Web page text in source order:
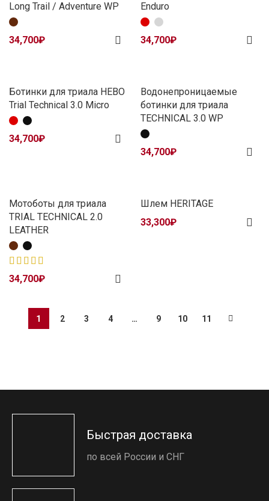
Long Trail / Adventure WP
34,700₽
Enduro
34,700₽
Ботинки для триала HEBO
Trial Technical 3.0 Micro
34,700₽
Водонепроницаемые
ботинки для триала
TECHNICAL 3.0 WP
34,700₽
Мотоботы для триала
TRIAL TECHNICAL 2.0
LEATHER
34,700₽
Шлем HERITAGE
33,300₽
1 2 3 4 … 9 10 11
Быстрая доставка
по всей России и СНГ